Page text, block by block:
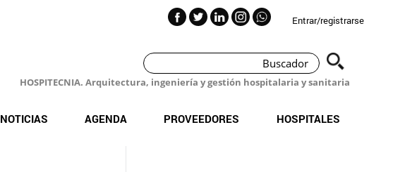
Entrar/registrarse
HOSPITECNIA. Arquitectura, ingeniería y gestión hospitalaria y sanitaria
NOTICIAS AGENDA PROVEEDORES HOSPITALES